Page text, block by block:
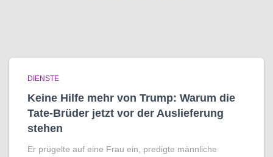
DIENSTE
Keine Hilfe mehr von Trump: Warum die
Tate-Brüder jetzt vor der Auslieferung
stehen
Er prügelte auf eine Frau ein, predigte männliche